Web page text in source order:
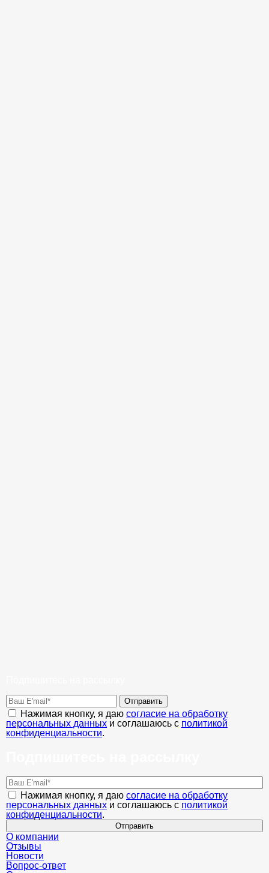
Отправить
Нажимая кнопку, я даю согласие на обработку
персональных данных и соглашаюсь с политикой
конфиденциальности.
Нажимая кнопку, я даю согласие на обработку
персональных данных и соглашаюсь с политикой
конфиденциальности.
Отправить
О компании
Отзывы
Новости
Вопрос-ответ